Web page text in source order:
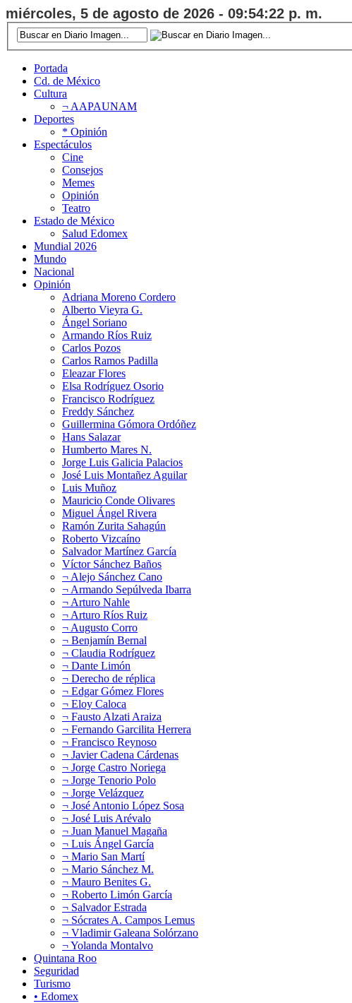
miércoles, 5 de agosto de 2026 - 09:54:22 p. m.
Portada
Cd. de México
Cultura
¬ AAPAUNAM
Deportes
* Opinión
Espectáculos
Cine
Consejos
Memes
Opinión
Teatro
Estado de México
Salud Edomex
Mundial 2026
Mundo
Nacional
Opinión
Adriana Moreno Cordero
Alberto Vieyra G.
Ángel Soriano
Armando Ríos Ruiz
Carlos Pozos
Carlos Ramos Padilla
Eleazar Flores
Elsa Rodríguez Osorio
Francisco Rodríguez
Freddy Sánchez
Guillermina Gómora Ordóñez
Hans Salazar
Humberto Mares N.
Jorge Luis Galicia Palacios
José Luis Montañez Aguilar
Luis Muñoz
Mauricio Conde Olivares
Miguel Ángel Rivera
Ramón Zurita Sahagún
Roberto Vizcaíno
Salvador Martínez García
Víctor Sánchez Baños
¬ Alejo Sánchez Cano
¬ Armando Sepúlveda Ibarra
¬ Arturo Nahle
¬ Arturo Ríos Ruiz
¬ Augusto Corro
¬ Benjamín Bernal
¬ Claudia Rodríguez
¬ Dante Limón
¬ Derecho de réplica
¬ Edgar Gómez Flores
¬ Eloy Caloca
¬ Fausto Alzati Araiza
¬ Fernando Garcilita Herrera
¬ Francisco Reynoso
¬ Javier Cadena Cárdenas
¬ Jorge Castro Noriega
¬ Jorge Tenorio Polo
¬ Jorge Velázquez
¬ José Antonio López Sosa
¬ José Luis Arévalo
¬ Juan Manuel Magaña
¬ Luis Ángel García
¬ Mario San Martí
¬ Mario Sánchez M.
¬ Mauro Benites G.
¬ Roberto Limón García
¬ Salvador Estrada
¬ Sócrates A. Campos Lemus
¬ Vladimir Galeana Solórzano
¬ Yolanda Montalvo
Quintana Roo
Seguridad
Turismo
• Edomex